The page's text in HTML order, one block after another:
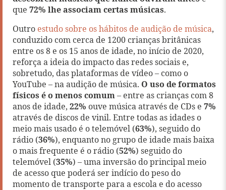
que 72% lhe associam certas músicas.
Outro estudo sobre os hábitos de audição de música,
conduzido com cerca de 1200 crianças britânicas
entre os 8 e os 15 anos de idade, no início de 2020,
reforça a ideia do impacto das redes sociais e,
sobretudo, das plataformas de vídeo – como o
YouTube – na audição de música. O uso de formatos
físicos é o menos comum – entre as crianças com 8
anos de idade, 22% ouve música através de CDs e 7%
através de discos de vinil. Entre todas as idades o
meio mais usado é o telemóvel (63%), seguido do
rádio (36%), enquanto no grupo de idade mais baixa
o mais frequente é o rádio (52%) seguido do
telemóvel (35%) – uma inversão do principal meio
de acesso que poderá ser indício do peso do
momento de transporte para a escola e do acesso